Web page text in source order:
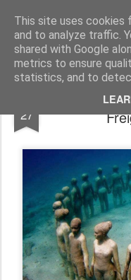
This site uses cookies
and to analyze traffic.
shared with Google
metrics to ensure
statistics, and to
Freigeist - ReHU
Pages
27
27.03.